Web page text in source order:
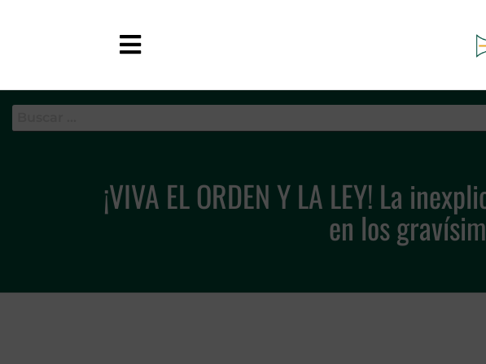
APC-GC
¡VIVA EL ORDEN Y LA LEY! La
en los